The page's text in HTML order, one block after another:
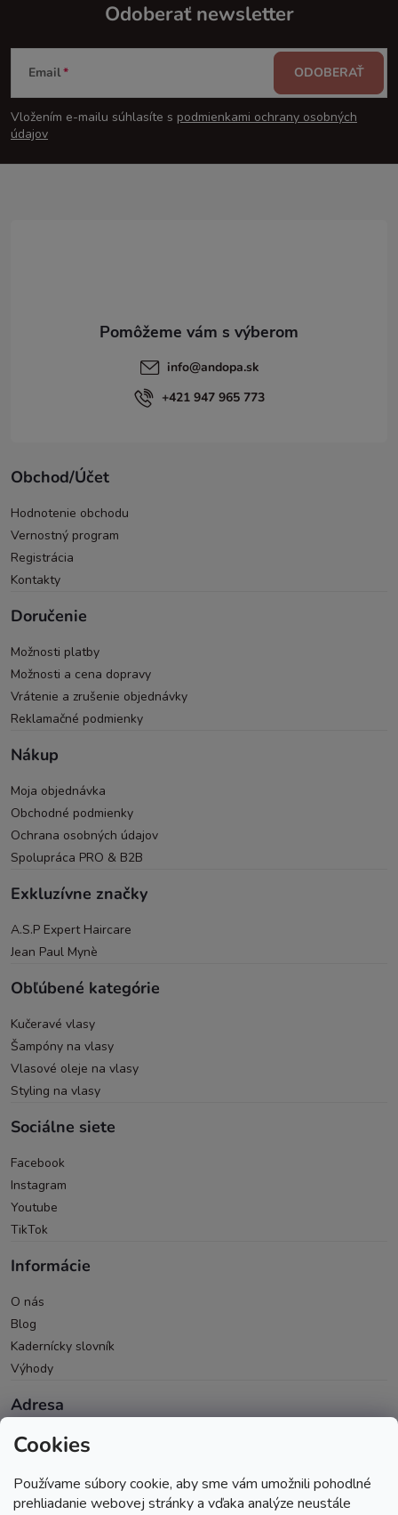
Cookies
Používame súbory cookie, aby sme vám umožnili pohodlné
prehliadanie webovej stránky a vďaka analýze neustále
Z
á
p
Odoberať newsletter
Email
Vložením e-mailu súhlasíte s podmienkami ochrany osobných
údajov
ODOBERAŤ
info@andopa.sk
+421 947 965 773
Obchod/Účet
Hodnotenie obchodu
Vernostný program
Registrácia
Kontakty
Doručenie
Možnosti platby
Možnosti a cena dopravy
Vrátenie a zrušenie objednávky
Reklamačné podmienky
Nákup
Moja objednávka
Obchodné podmienky
Ochrana osobných údajov
Spolupráca PRO & B2B
Exkluzívne značky
A.S.P Expert Haircare
Jean Paul Mynè
Obľúbené kategórie
Kučeravé vlasy
Šampóny na vlasy
Vlasové oleje na vlasy
Styling na vlasy
Sociálne siete
Facebook
Instagram
Youtube
TikTok
Informácie
O nás
Blog
Kadernícky slovník
Výhody
Adresa
Oravická 614/14
Okres Tvrdošín